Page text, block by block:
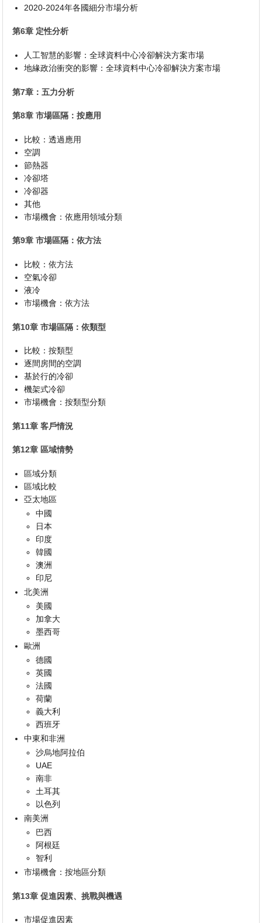
2020-2024年各國細分市場分析
第6章 定性分析
人工智慧的影響：全球資料中心冷卻解決方案市場
地緣政治衝突的影響：全球資料中心冷卻解決方案市場
第7章：五力分析
第8章 市場區隔：按應用
比較：透過應用
空調
節熱器
冷卻塔
冷卻器
其他
市場機會：依應用領域分類
第9章 市場區隔：依方法
比較：依方法
空氣冷卻
液冷
市場機會：依方法
第10章 市場區隔：依類型
比較：按類型
逐間房間的空調
基於行的冷卻
機架式冷卻
市場機會：按類型分類
第11章 客戶情況
第12章 區域情勢
區域分類
區域比較
亞太地區
中國
日本
印度
韓國
澳洲
印尼
北美洲
美國
加拿大
墨西哥
歐洲
德國
英國
法國
荷蘭
義大利
西班牙
中東和非洲
沙烏地阿拉伯
UAE
南非
土耳其
以色列
南美洲
巴西
阿根廷
智利
市場機會：按地區分類
第13章 促進因素、挑戰與機遇
市場促進因素